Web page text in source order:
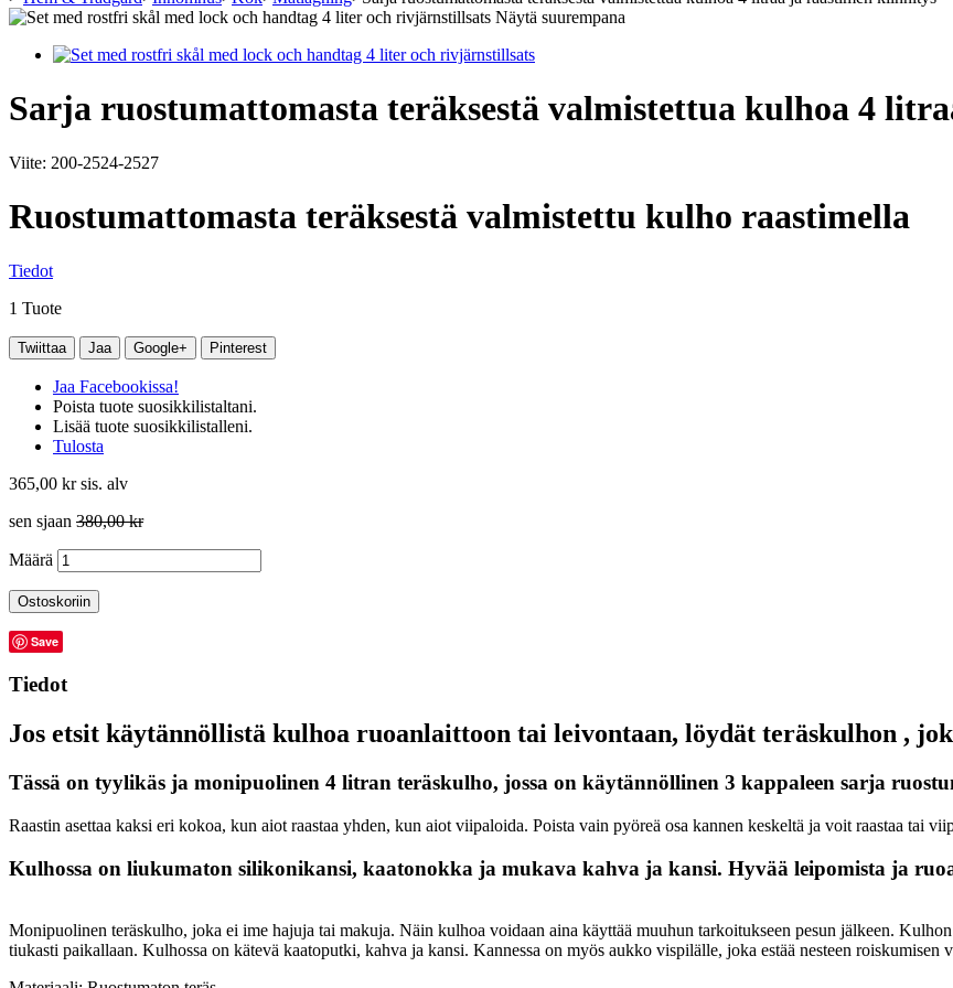
Näytä suurempana
Sarja ruostumattomasta teräksestä valmistettua kulhoa 4
Viite: 200-2524-2527
Ruostumattomasta teräksestä valmistettu kulho raastimella
Tiedot
1 Tuote
Twiittaa Jaa Google+ Pinterest
Jaa Facebookissa!
Poista tuote suosikkilistaltani.
Lisää tuote suosikkilistalleni.
Tulosta
365,00 krsis. alv
sen sjaan 380,00 kr
Määrä
Ostoskoriin
Save
Tiedot
Jos etsit käytännöllistä kulhoa ruoanlaittoon tai leivontaan, löydät teräskulhon ,
Tässä on tyylikäs ja monipuolinen 4 litran teräskulho, jossa on käytännöllinen 3 kappaleen sarja
Raastin asettaa kaksi eri kokoa, kun aiot raastaa yhden, kun aiot viipaloida. Poista vain pyöreä osa kannen keskeltä ja voit raastaa tai
Kulhossa on liukumaton silikonikansi, kaatonokka ja mukava kahva ja kansi. Hyvää leipomista ja
Monipuolinen teräskulho, joka ei ime hajuja tai makuja. Näin kulhoa voidaan aina käyttää muuhun tarkoitukseen pesun jälkeen.
tiukasti paikallaan. Kulhossa on kätevä kaatoputki, kahva ja kansi. Kannessa on myös aukko vispilälle, joka estää nesteen roiskumisen